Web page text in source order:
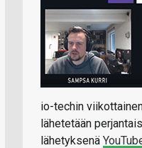
io-techin
lähetetään
lähetyksenä